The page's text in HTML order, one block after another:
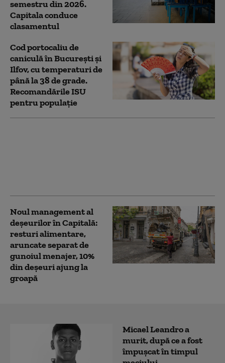
semestru din 2026.
Capitala conduce
clasamentul
Cod portocaliu de
caniculă în București și
Ilfov, cu temperaturi de
până la 38 de grade.
Recomandările ISU
pentru populație
Noul management al
deşeurilor în Capitală:
resturi alimentare,
aruncate separat de
gunoiul menajer, 10%
din deșeuri ajung la
groapă
Micael Leandro a
murit, după ce a fost
împușcat în timpul